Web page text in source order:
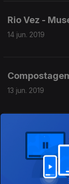
Rio Vez -
14 jun. 2019
13 jun. 2019
Outra Vez a